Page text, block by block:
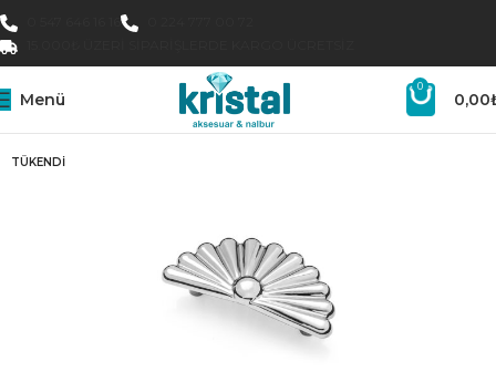
Menü
0
0,00
TÜKENDI